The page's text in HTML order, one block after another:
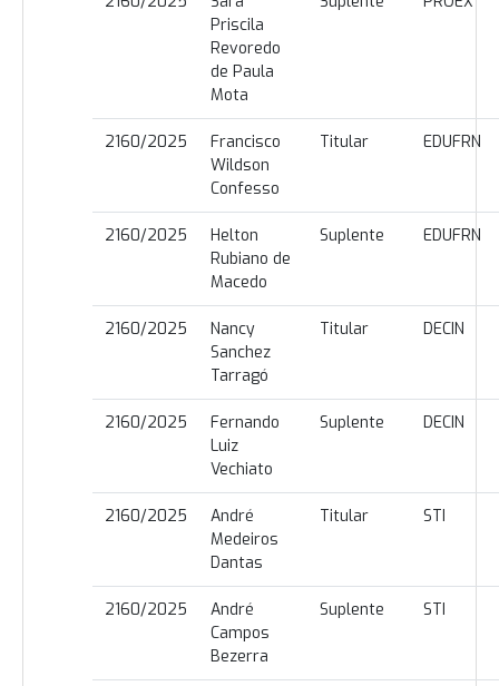
Priscila
Revoredo
de Paula
Mota
2160/2025
Francisco
Wildson
Confesso
Titular EDUFRN
2160/2025
Helton
Rubiano de
Macedo
Suplente EDUFRN
2160/2025
Nancy
Sanchez
Tarragó
Titular DECIN
2160/2025
Fernando
Luiz
Vechiato
Suplente DECIN
2160/2025
André
Medeiros
Dantas
Titular STI
2160/2025
André
Campos
Bezerra
Suplente STI